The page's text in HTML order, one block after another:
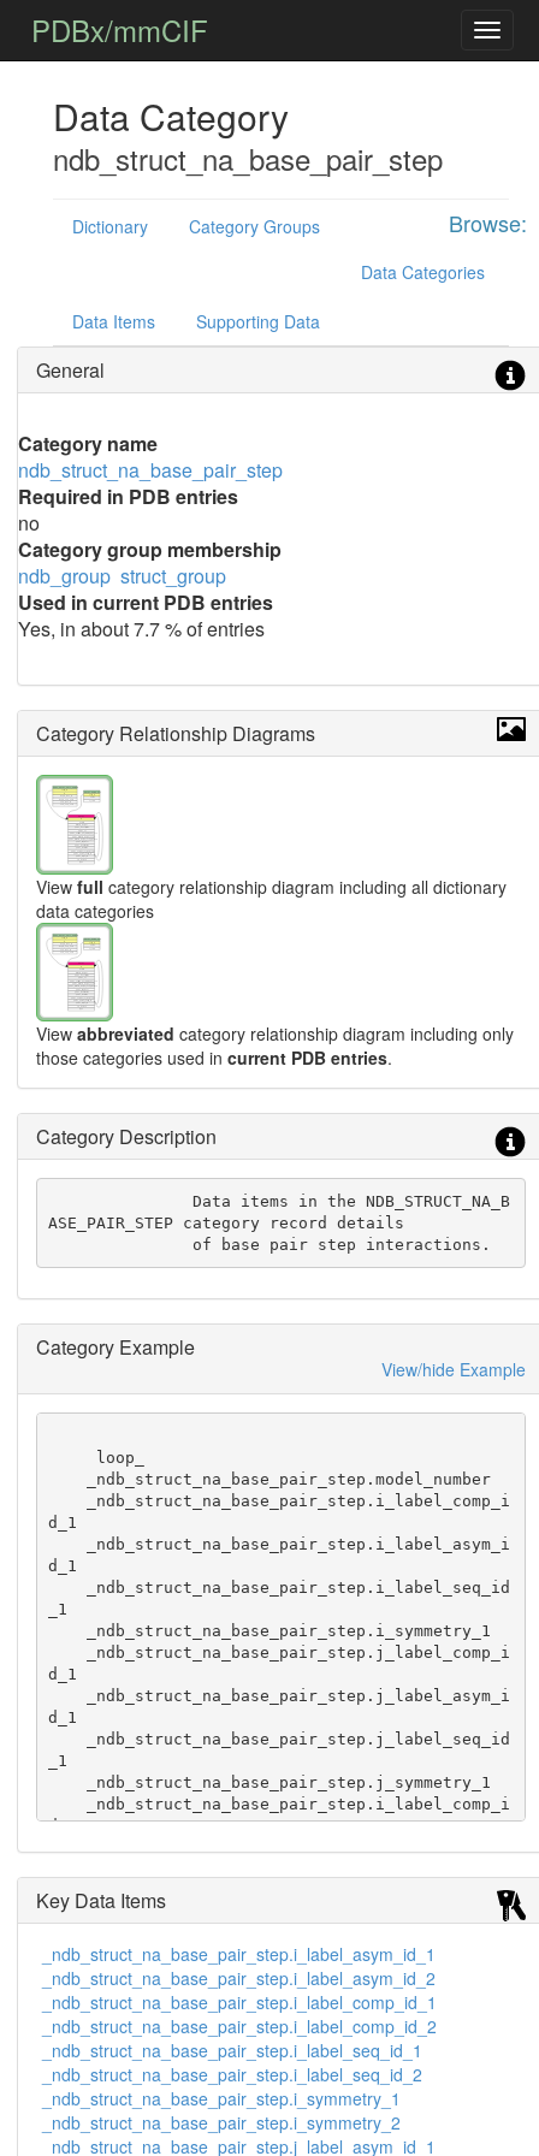
PDBx/mmCIF
Data Category
ndb_struct_na_base_pair_step
Browse:
Dictionary
Category Groups
Data Categories
Data Items Supporting Data
General
Category name
ndb_struct_na_base_pair_step
Required in PDB entries
no
Category group membership
ndb_group struct_group
Used in current PDB entries
Yes, in about 7.7 % of entries
Category Relationship Diagrams
View full category relationship diagram including all dictionary
data categories
View abbreviated category relationship diagram including only
those categories used in current PDB entries.
Category Description
               Data items in the NDB_STRUCT_NA_B
ASE_PAIR_STEP category record details
               of base pair step interactions.
Category Example
View/hide Example
d_1
d_1
_1
d_1
d_1
_1
d_2
    _ndb_struct_na_base_pair_step.i_label_seq_id
_2
    _ndb_struct_na_base_pair_step.j_label_comp_i
d_2
    _ndb_struct_na_base_pair_step.j_label_asym_i
d_2
    _ndb_struct_na_base_pair_step.j_label_seq_id
_2
    _ndb_struct_na_base_pair_step.j_symmetry_2
    _ndb_struct_na_base_pair_step.shift
    _ndb_struct_na_base_pair_step.slide
    _ndb_struct_na_base_pair_step.rise
Key Data Items
_ndb_struct_na_base_pair_step.i_label_asym_id_1
_ndb_struct_na_base_pair_step.i_label_asym_id_2
_ndb_struct_na_base_pair_step.i_label_comp_id_1
_ndb_struct_na_base_pair_step.i_label_comp_id_2
_ndb_struct_na_base_pair_step.i_label_seq_id_1
_ndb_struct_na_base_pair_step.i_label_seq_id_2
_ndb_struct_na_base_pair_step.i_symmetry_1
_ndb_struct_na_base_pair_step.i_symmetry_2
_ndb_struct_na_base_pair_step.j_label_asym_id_1